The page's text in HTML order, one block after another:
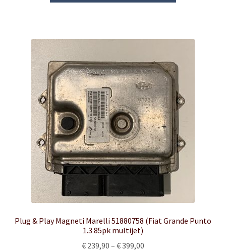
Plug & Play Magneti Marelli 51880758 (Fiat Grande Punto
1.3 85pk multijet)
€ 239,90 – €399,00